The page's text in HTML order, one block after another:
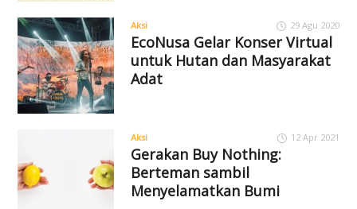
Aksi 29 Agu 2020
EcoNusa Gelar Konser Virtual
untuk Hutan dan Masyarakat
Adat
Aksi 12 Apr 2021
Gerakan Buy Nothing:
Berteman sambil
Menyelamatkan Bumi